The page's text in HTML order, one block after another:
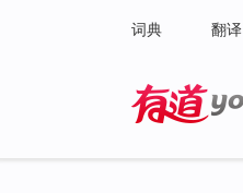
词典 翻译